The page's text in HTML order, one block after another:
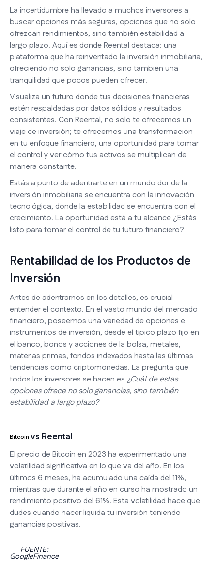
La incertidumbre ha llevado a muchos inversores a
buscar opciones más seguras, opciones que no solo
ofrezcan rendimientos, sino también estabilidad a
largo plazo. Aquí es donde Reental destaca: una
plataforma que ha reinventado la inversión inmobiliaria,
ofreciendo no solo ganancias, sino también una
tranquilidad que pocos pueden ofrecer.
Visualiza un futuro donde tus decisiones financieras
estén respaldadas por datos sólidos y resultados
consistentes. Con Reental, no solo te ofrecemos un
viaje de inversión; te ofrecemos una transformación
en tu enfoque financiero, una oportunidad para tomar
el control y ver cómo tus activos se multiplican de
manera constante.
Estás a punto de adentrarte en un mundo donde la
inversión inmobiliaria se encuentra con la innovación
tecnológica, donde la estabilidad se encuentra con el
crecimiento. La oportunidad está a tu alcance ¿Estás
listo para tomar el control de tu futuro financiero?
Rentabilidad de los Productos de
Inversión
Antes de adentrarnos en los detalles, es crucial
entender el contexto. En el vasto mundo del mercado
financiero, poseemos una variedad de opciones e
instrumentos de inversión, desde el típico plazo fijo en
el banco, bonos y acciones de la bolsa, metales,
materias primas, fondos indexados hasta las últimas
tendencias como criptomonedas. La pregunta que
todos los inversores se hacen es ¿Cuál de estas
opciones ofrece no solo ganancias, sino también
estabilidad a largo plazo?
Bitcoin vs Reental
El precio de Bitcoin en 2023 ha experimentado una
volatilidad significativa en lo que va del año. En los
últimos 6 meses, ha acumulado una caída del 11%,
mientras que durante el año en curso ha mostrado un
rendimiento positivo del 61%. Esta volatilidad hace que
dudes cuando hacer liquida tu inversión teniendo
ganancias positivas.
FUENTE:
GoogleFinance